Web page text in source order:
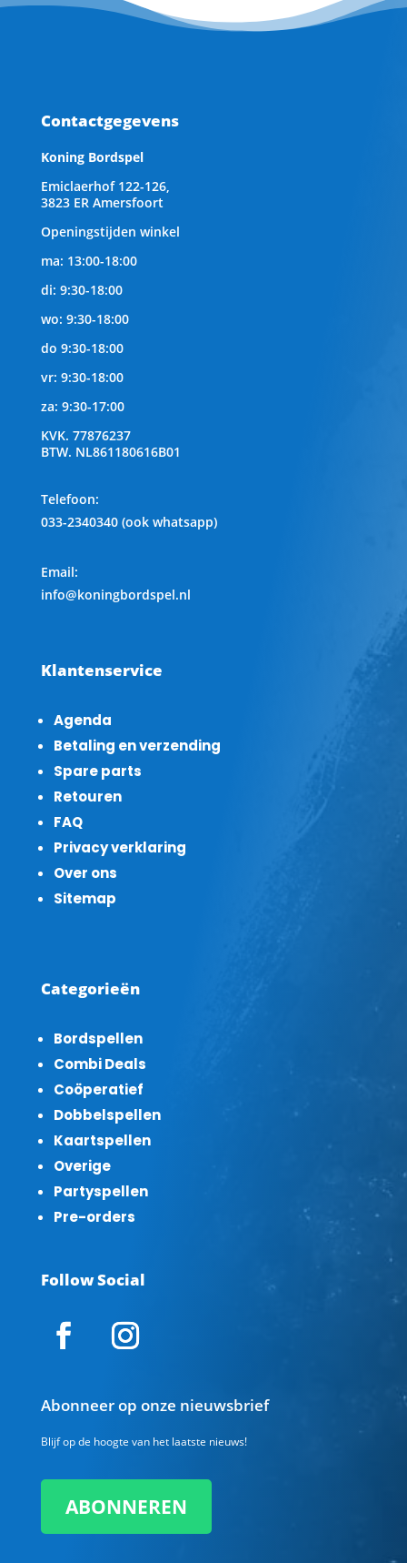
Contactgegevens
Koning Bordspel
Emiclaerhof 122-126,
3823 ER Amersfoort
Openingstijden winkel
ma: 13:00-18:00
di: 9:30-18:00
wo: 9:30-18:00
do 9:30-18:00
vr: 9:30-18:00
za: 9:30-17:00
KVK. 77876237
BTW. NL861180616B01
Telefoon:
033-2340340 (ook whatsapp)
Email:
info@koningbordspel.nl
Klantenservice
Agenda
Betaling en verzending
Spare parts
Retouren
FAQ
Privacy verklaring
Over ons
Sitemap
Categorieën
Bordspellen
Combi Deals
Coöperatief
Dobbelspellen
Kaartspellen
Overige
Partyspellen
Pre-orders
Follow Social
Abonneer op onze nieuwsbrief
Blijf op de hoogte van het laatste nieuws!
ABONNEREN